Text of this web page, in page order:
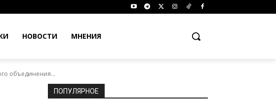
НОВОСТИ МНЕНИЯ
объединения...
ПОПУЛЯРНОЕ